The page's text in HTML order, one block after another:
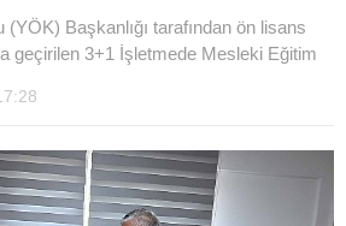
Başkanlığı tarafından ön lisans
geçirilen 3+1 İşletmede Mesleki Eğitim